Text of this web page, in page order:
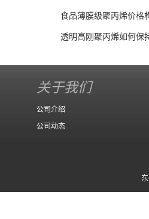
食品薄膜级聚丙烯价格
透明高刚聚丙烯如何保
关于我们
公司介绍
公司动态